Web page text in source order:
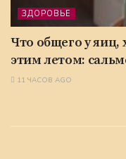
ЗДОРОВЬЕ
Что общего у яиц,
этим летом:
11 ЧАСОВ AGO